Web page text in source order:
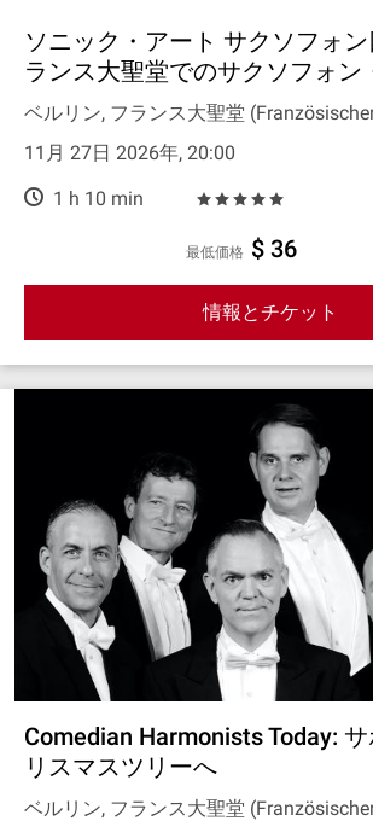
ソニック・アート サクソフォ
ランス大聖堂でのサクソフォン
ベルリン, フランス大聖堂
11月 27日 2026年, 20:00
1 h 10 min
最低価格 $ 36
情報とチケット
Comedian Harmonists Today:
リスマスツリーへ
ベルリン, フランス大聖堂